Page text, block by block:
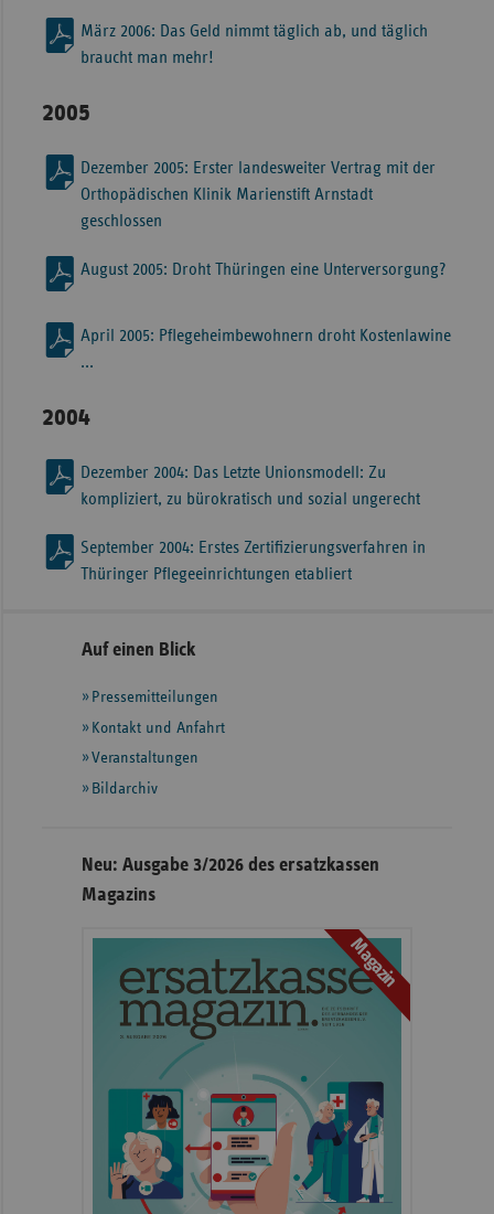
März 2006: Das Geld nimmt täglich ab, und täglich
braucht man mehr!
2005
Dezember 2005: Erster landesweiter Vertrag mit der
Orthopädischen Klinik Marienstift Arnstadt
geschlossen
August 2005: Droht Thüringen eine Unterversorgung?
April 2005: Pflegeheimbewohnern droht Kostenlawine
...
2004
Dezember 2004: Das Letzte Unionsmodell: Zu
kompliziert, zu bürokratisch und sozial ungerecht
September 2004: Erstes Zertifizierungsverfahren in
Thüringer Pflegeeinrichtungen etabliert
Seitennavigation
Seitenleiste
weiteren
Informationen
Auf einen Blick
Pressemitteilungen
Kontakt und Anfahrt
Veranstaltungen
Bildarchiv
Neu: Ausgabe 3/2026 des ersatzkassen
Magazins
Magazin